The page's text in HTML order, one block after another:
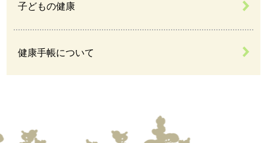
子どもの健康
健康手帳について